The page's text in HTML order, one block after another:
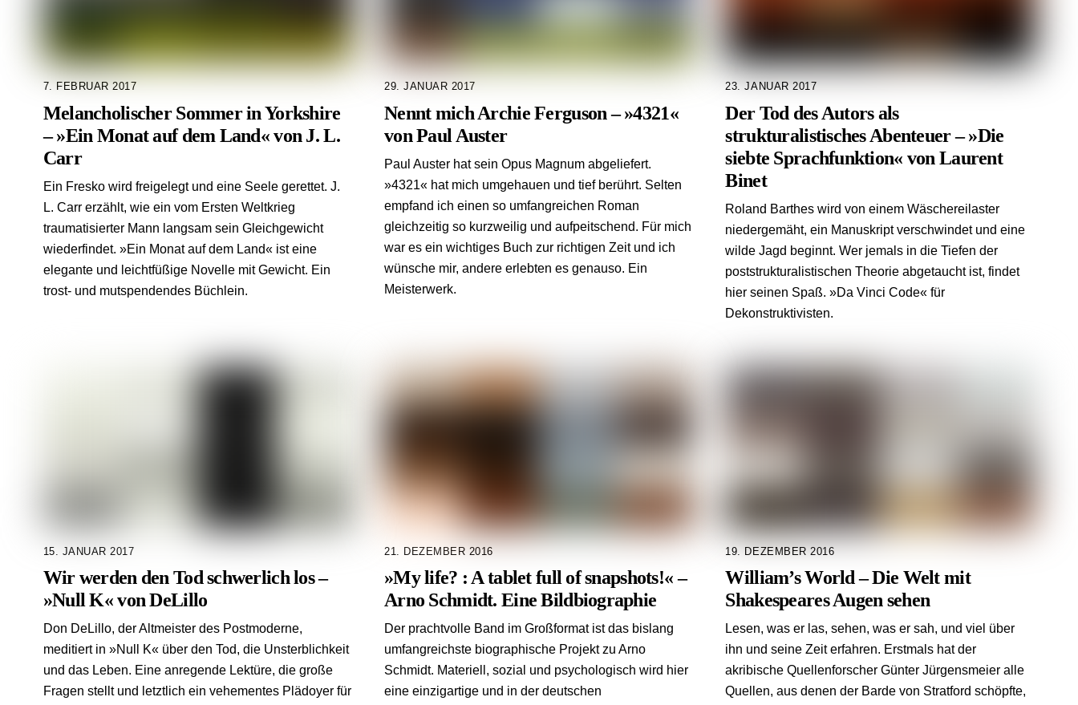
7. FEBRUAR 2017
Melancholischer Sommer in Yorkshire
– »Ein Monat auf dem Land« von J. L.
Carr
Ein Fresko wird freigelegt und eine Seele gerettet. J.
L. Carr erzählt, wie ein vom Ersten Weltkrieg
traumatisierter Mann langsam sein Gleichgewicht
wiederfindet. »Ein Monat auf dem Land« ist eine
elegante und leichtfüßige Novelle mit Gewicht. Ein
trost- und mutspendendes Büchlein.
29. JANUAR 2017
Nennt mich Archie Ferguson – »4321«
von Paul Auster
Paul Auster hat sein Opus Magnum abgeliefert.
»4321« hat mich umgehauen und tief berührt. Selten
empfand ich einen so umfangreichen Roman
gleichzeitig so kurzweilig und aufpeitschend. Für mich
war es ein wichtiges Buch zur richtigen Zeit und ich
wünsche mir, andere erlebten es genauso. Ein
Meisterwerk.
23. JANUAR 2017
Der Tod des Autors als
strukturalistisches Abenteuer – »Die
siebte Sprachfunktion« von Laurent
Binet
Roland Barthes wird von einem Wäschereilaster
niedergemäht, ein Manuskript verschwindet und eine
wilde Jagd beginnt. Wer jemals in die Tiefen der
poststrukturalistischen Theorie abgetaucht ist, findet
hier seinen Spaß. »Da Vinci Code« für
Dekonstruktivisten.
15. JANUAR 2017
Wir werden den Tod schwerlich los –
»Null K« von DeLillo
Don DeLillo, der Altmeister des Postmoderne,
meditiert in »Null K« über den Tod, die Unsterblichkeit
und das Leben. Eine anregende Lektüre, die große
Fragen stellt und letztlich ein vehementes Plädoyer für
21. DEZEMBER 2016
»My life? : A tablet full of snapshots!« –
Arno Schmidt. Eine Bildbiographie
Der prachtvolle Band im Großformat ist das bislang
umfangreichste biographische Projekt zu Arno
Schmidt. Materiell, sozial und psychologisch wird hier
eine einzigartige und in der deutschen
19. DEZEMBER 2016
William’s World – Die Welt mit
Shakespeares Augen sehen
Lesen, was er las, sehen, was er sah, und viel über
ihn und seine Zeit erfahren. Erstmals hat der
akribische Quellenforscher Günter Jürgensmeier alle
Quellen, aus denen der Barde von Stratford schöpfte,